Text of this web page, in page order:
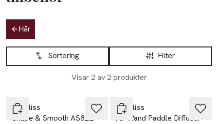
Hoppa till produktsidan
Hår
Hoppa till produktsidan
Filter
Sortering
Visar 2 av 2 produkter
Lista över produkter
Babyliss
Shape & Smooth AS82E
Babyliss
Air Wand Paddle Diffuser